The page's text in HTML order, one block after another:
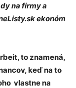
na firmy a
ekonóm
to znamená,
keď na to
vlastne na